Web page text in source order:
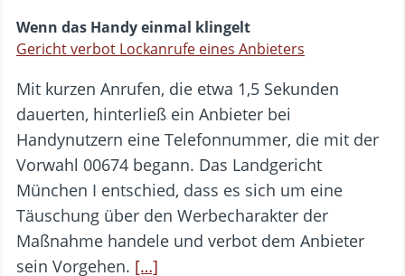
Wenn das Handy einmal klingelt
Gericht verbot Lockanrufe eines Anbieters
Mit kurzen Anrufen, die etwa 1,5 Sekunden
dauerten, hinterließ ein Anbieter bei
Handynutzern eine Telefonnummer, die mit der
Vorwahl 00674 begann. Das Landgericht
München I entschied, dass es sich um eine
Täuschung über den Werbecharakter der
Maßnahme handele und verbot dem Anbieter
sein Vorgehen. […]